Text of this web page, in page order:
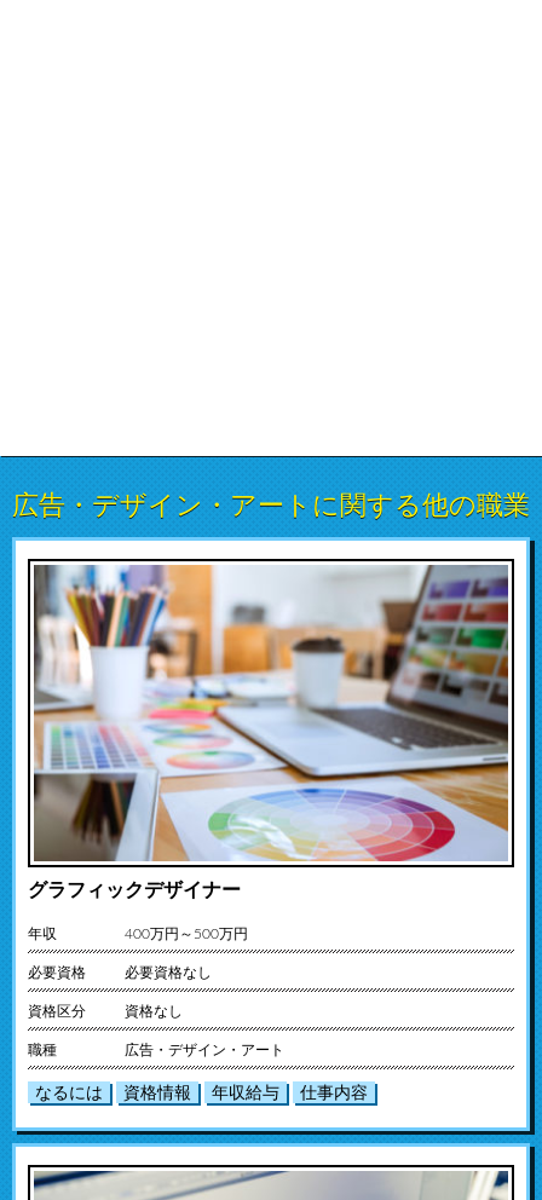
広告・デザイン・アートに関する他の職業
グラフィックデザイナー
年収 400万円～500万円
必要資格 必要資格なし
資格区分 資格なし
職種 広告・デザイン・アート
なるには 資格情報 年収給与 仕事内容